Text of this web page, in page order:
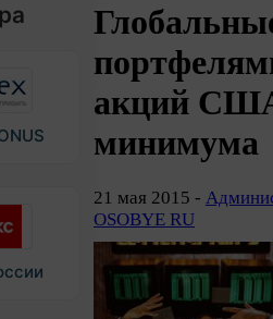
акций США
минимума
21 мая 2015 -
OSOBYE RU